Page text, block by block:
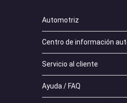
Automotriz
Centro de información
Servicio al cliente
Ayuda / FAQ